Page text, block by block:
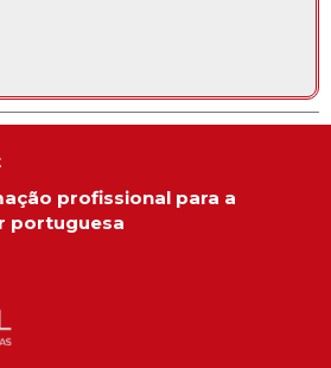
profissional para a
portuguesa